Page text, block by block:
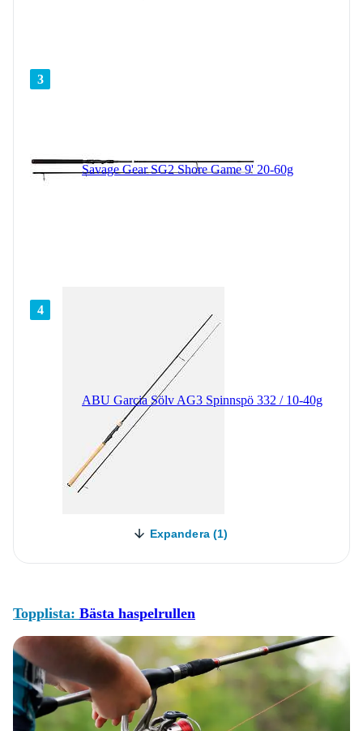
3
Savage Gear SG2 Shore Game 9' 20-60g
4
ABU Garcia Sölv AG3 Spinnspö 332 / 10-40g
Expandera (1)
Topplista: Bästa haspelrullen